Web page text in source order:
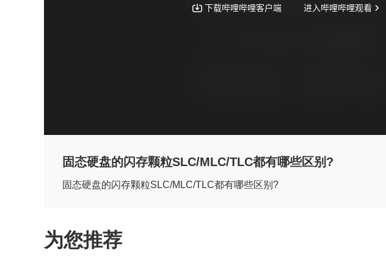
固态硬盘的闪存颗粒SLC/MLC/TLC都有哪些区别?
固态硬盘的闪存颗粒SLC/MLC/TLC都有哪些区别?
为您推荐